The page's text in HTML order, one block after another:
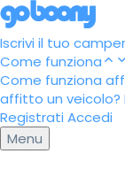
Iscrivi il tuo camper
Come funziona
Come funziona
affitto un veicolo?
Registrati Accedi
Menu